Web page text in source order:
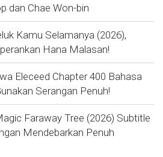
dan Chae Won-bin
Kamu Selamanya (2026),
Hana Malasan!
Eleceed Chapter 400 Bahasa
Serangan Penuh!
Faraway Tree (2026) Subtitle
Mendebarkan Penuh